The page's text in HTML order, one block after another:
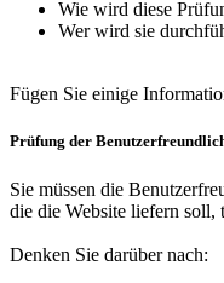
Wie wird diese
Wer wird sie
Fügen Sie einige
Prüfung der
Sie müssen die
die die Website liefern soll,
Denken Sie darüber nach: